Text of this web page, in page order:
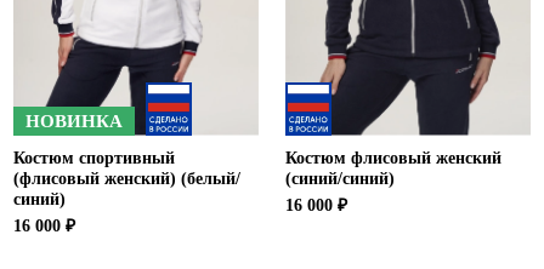
НОВИНКА
Костюм спортивный
(флисовый женский) (белый/
синий)
16 000 ₽
Костюм флисовый женский
(синий/синий)
16 000 ₽